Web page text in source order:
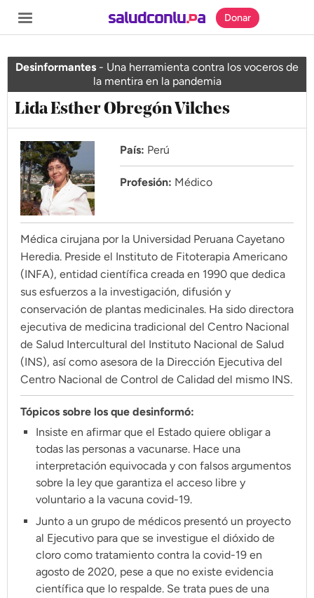
Inicio
Noticias
Especiales
Nosotros
COBERTURAS
Comprueba
Climatopedia
Medio ambiente
Salud mental
Género
Sobremesa
FORMATOS
Entrevistas
Opinión
Biblioterapia
Cartas y réplicas
Donar
Desinformantes - Una herramienta contra los voceros de
la mentira en la pandemia
Lida Esther Obregón Vilches
País: Perú
Profesión: Médico
Médica cirujana por la Universidad Peruana Cayetano
Heredia. Preside el Instituto de Fitoterapia Americano
(INFA), entidad científica creada en 1990 que dedica
sus esfuerzos a la investigación, difusión y
conservación de plantas medicinales. Ha sido directora
ejecutiva de medicina tradicional del Centro Nacional
de Salud Intercultural del Instituto Nacional de Salud
(INS), así como asesora de la Dirección Ejecutiva del
Centro Nacional de Control de Calidad del mismo INS.
Tópicos sobre los que desinformó:
Insiste en afirmar que el Estado quiere obligar a
todas las personas a vacunarse. Hace una
interpretación equivocada y con falsos argumentos
sobre la ley que garantiza el acceso libre y
voluntario a la vacuna covid-19.
Junto a un grupo de médicos presentó un proyecto
al Ejecutivo para que se investigue el dióxido de
cloro como tratamiento contra la covid-19 en
agosto de 2020, pese a que no existe evidencia
científica que lo respalde. Se trata pues de una